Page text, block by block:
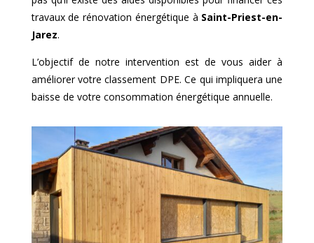
travaux de rénovation énergétique à Saint-Priest-en-
Jarez.
L’objectif de notre intervention est de vous aider à
améliorer votre classement DPE. Ce qui impliquera une
baisse de votre consommation énergétique annuelle.